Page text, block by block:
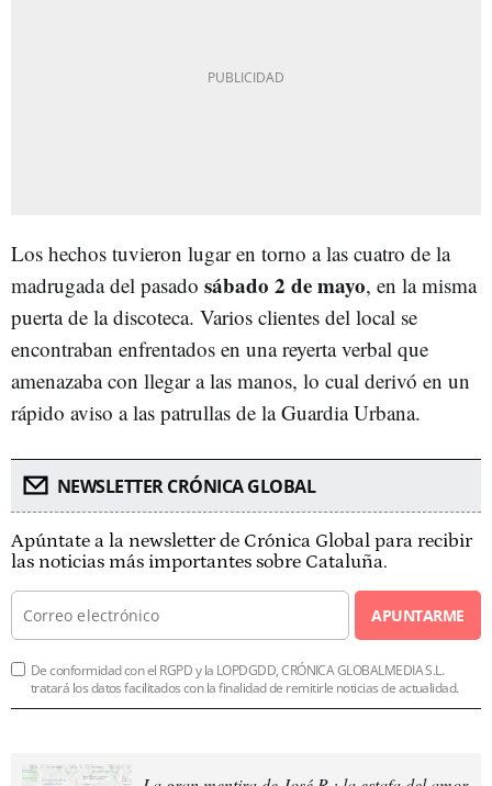
Los hechos tuvieron lugar en torno a las cuatro de la
madrugada del pasado sábado 2 de mayo, en la misma
puerta de la discoteca. Varios clientes del local se
encontraban enfrentados en una reyerta verbal que
amenazaba con llegar a las manos, lo cual derivó en un
rápido aviso a las patrullas de la Guardia Urbana.
NEWSLETTER CRÓNICA GLOBAL
Apúntate a la newsletter de Crónica Global para recibir
las noticias más importantes sobre Cataluña.
APUNTARME
De conformidad con el RGPD y la LOPDGDD, CRÓNICA GLOBALMEDIA S.L.
tratará los datos facilitados con la finalidad de remitirle noticias de actualidad.